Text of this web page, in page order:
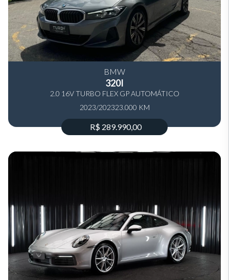
BMW
320I
2.0 16V TURBO FLEX GP AUTOMÁTICO
2023/202323.000 KM
R$ 289.990,00